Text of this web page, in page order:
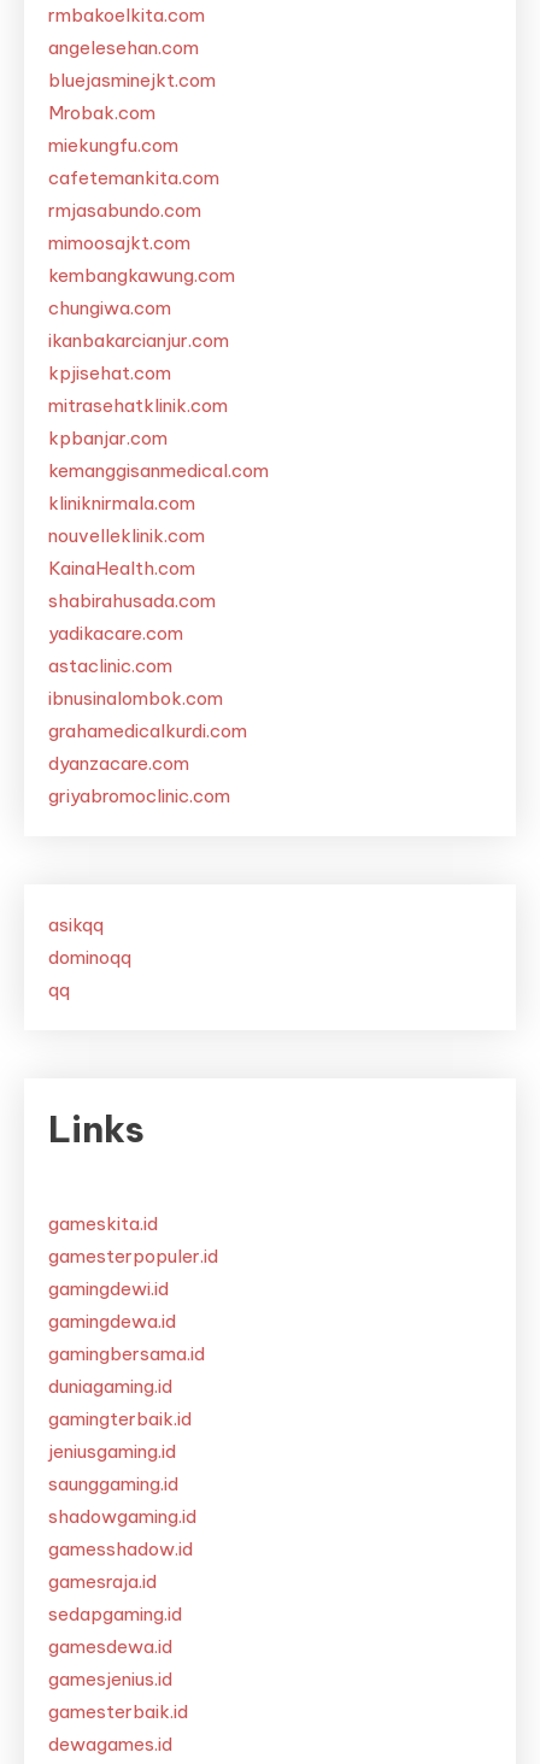
rmbakoelkita.com
angelesehan.com
bluejasminejkt.com
Mrobak.com
miekungfu.com
cafetemankita.com
rmjasabundo.com
mimoosajkt.com
kembangkawung.com
chungiwa.com
ikanbakarcianjur.com
kpjisehat.com
mitrasehatklinik.com
kpbanjar.com
kemanggisanmedical.com
kliniknirmala.com
nouvelleklinik.com
KainaHealth.com
shabirahusada.com
yadikacare.com
astaclinic.com
ibnusinalombok.com
grahamedicalkurdi.com
dyanzacare.com
griyabromoclinic.com
asikqq
dominoqq
qq
Links
gameskita.id
gamesterpopuler.id
gamingdewi.id
gamingdewa.id
gamingbersama.id
duniagaming.id
gamingterbaik.id
jeniusgaming.id
saunggaming.id
shadowgaming.id
gamesshadow.id
gamesraja.id
sedapgaming.id
gamesdewa.id
gamesjenius.id
gamesterbaik.id
dewagames.id